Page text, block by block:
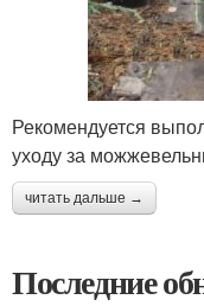
Рекомендуется
уходу за
читать дальше →
Последние